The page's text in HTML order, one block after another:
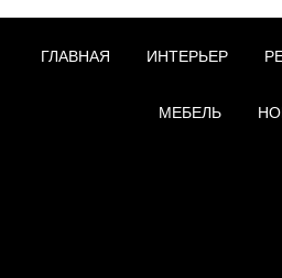
ГЛАВНАЯ ИНТЕРЬЕР
МЕБЕЛЬ